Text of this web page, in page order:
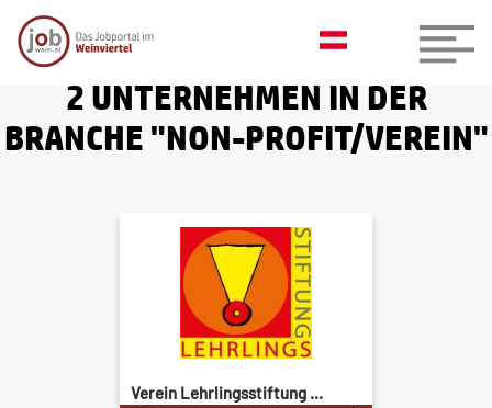
2 UNTERNEHMEN IN DER
BRANCHE "NON-PROFIT/VEREIN"
Verein Lehrlingsstiftung ...